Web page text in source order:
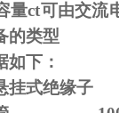
量ct可由交流
的类型
如下：
悬挂式绝缘